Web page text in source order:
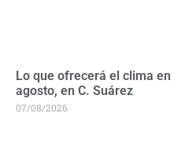
Lo que ofrecerá el clima
agosto, en C. Suárez
07/08/2026